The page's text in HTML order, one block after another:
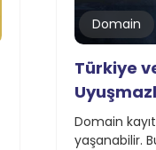
Domain
Türkiye
Domain
yaşanabilir.